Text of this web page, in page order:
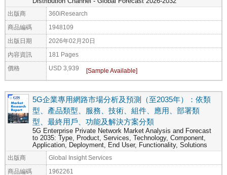
出版商 360iResearch
商品編碼 1948109
出版日期 2026年02月20日
內容資訊 181 Pages
價格 USD 3,939
5G企業專用網路市場分析及預測（至2035年）：依類
型、產品類型、服務、技術、組件、應用、部署類
型、最終用戶、功能及解決方案分類
5G Enterprise Private Network Market Analysis and Forecast
to 2035: Type, Product, Services, Technology, Component,
Application, Deployment, End User, Functionality, Solutions
出版商 Global Insight Services
商品編碼 1962261